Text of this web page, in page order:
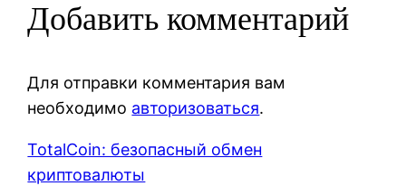
Добавить комментарий
Для отправки комментария вам
необходимо авторизоваться.
TotalCoin: безопасный обмен
криптовалюты